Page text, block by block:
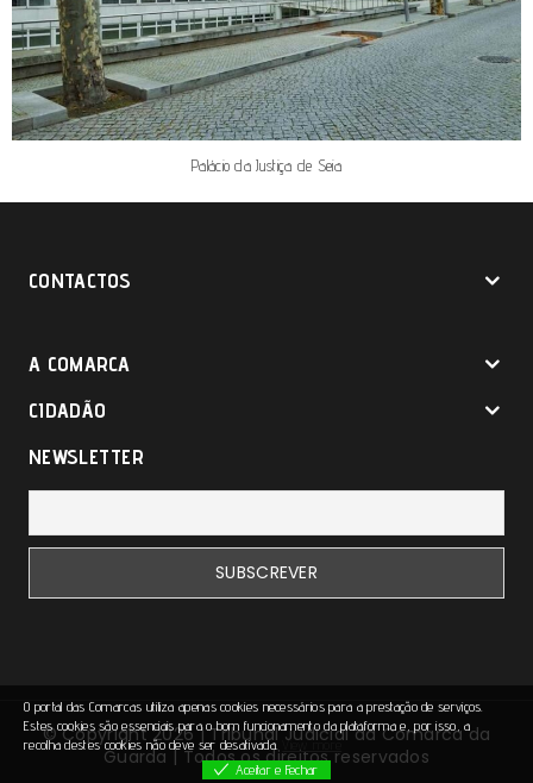
Palácio da Justiça de Seia
CONTACTOS
A COMARCA
CIDADÃO
NEWSLETTER
© Copyright 2026 | Tribunal Judicial da Comarca da
Guarda | Todos os direitos reservados
O portal das Comarcas utiliza apenas cookies necessários para a prestação de serviços.
Estes cookies são essenciais para o bom funcionamento da plataforma e, por isso, a
recolha destes cookies não deve ser desativada. View more
Aceitar e Fechar